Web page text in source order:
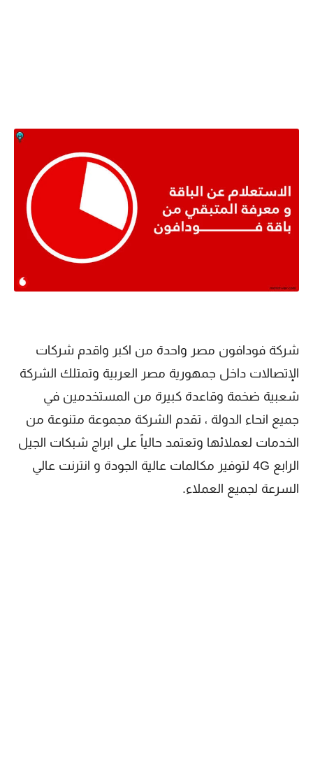
شركة فودافون مصر واحدة من اكبر واقدم شركات
الإتصالات داخل جمهورية مصر العربية وتمتلك الشركة
شعبية ضخمة وقاعدة كبيرة من المستخدمين في
جميع انحاء الدولة ، تقدم الشركة مجموعة متنوعة من
الخدمات لعملائها وتعتمد حالياً على ابراج شبكات الجيل
الرابع 4G لتوفير مكالمات عالية الجودة و انترنت عالي
السرعة لجميع العملاء.